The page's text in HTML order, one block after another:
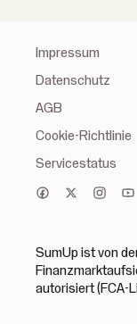
Impressum
Datenschutz
AGB
Cookie-Richtlinie
Servicestatus
SumUp ist von
autorisiert (FCA-